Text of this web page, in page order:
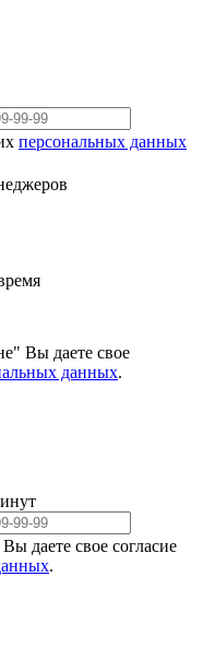
персональных данных
Вы даете свое
данных.
даете свое согласие
.